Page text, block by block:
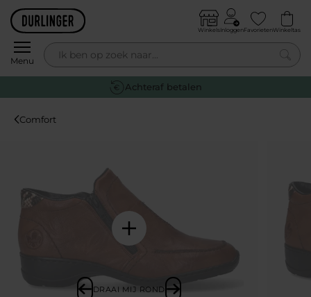
Skip to content
Menu
WinkelsInloggenFavorietenWinkeltas
0
Gratis retourneren
Comfort
DRAAI MIJ ROND